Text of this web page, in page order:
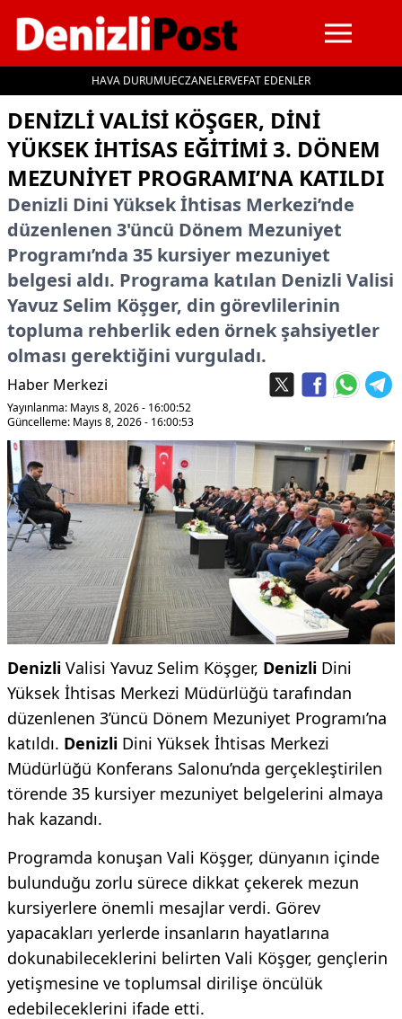
HAVA DURUMUECZANELERVEFAT EDENLER
İçeriğe geç
DENIZLI VALISI KÖŞGER, DINI
YÜKSEK İHTISAS EĞITIMI 3. DÖNEM
MEZUNIYET PROGRAMI’NA KATILDI
Denizli Dini Yüksek İhtisas Merkezi’nde
düzenlenen 3'üncü Dönem Mezuniyet
Programı’nda 35 kursiyer mezuniyet
belgesi aldı. Programa katılan Denizli Valisi
Yavuz Selim Köşger, din görevlilerinin
topluma rehberlik eden örnek şahsiyetler
olması gerektiğini vurguladı.
Haber Merkezi
Yayınlanma: Mayıs 8, 2026 - 16:00:52
Güncelleme: Mayıs 8, 2026 - 16:00:53
Denizli Valisi Yavuz Selim Köşger, Denizli Dini
Yüksek İhtisas Merkezi Müdürlüğü tarafından
düzenlenen 3’üncü Dönem Mezuniyet Programı’na
katıldı. Denizli Dini Yüksek İhtisas Merkezi
Müdürlüğü Konferans Salonu’nda gerçekleştirilen
törende 35 kursiyer mezuniyet belgelerini almaya
hak kazandı.
Programda konuşan Vali Köşger, dünyanın içinde
bulunduğu zorlu sürece dikkat çekerek mezun
kursiyerlere önemli mesajlar verdi. Görev
yapacakları yerlerde insanların hayatlarına
dokunabileceklerini belirten Vali Köşger, gençlerin
yetişmesine ve toplumsal dirilişe öncülük
edebileceklerini ifade etti.